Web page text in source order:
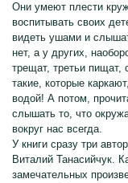
Они умеют плести
воспитывать своих
видеть ушами и
нет, а у других,
трещат, третьи пищат,
такие, которые
водой! А потом,
слышать то, что
вокруг нас всегда.
У книги сразу три
Виталий Танасийчук.
замечательных